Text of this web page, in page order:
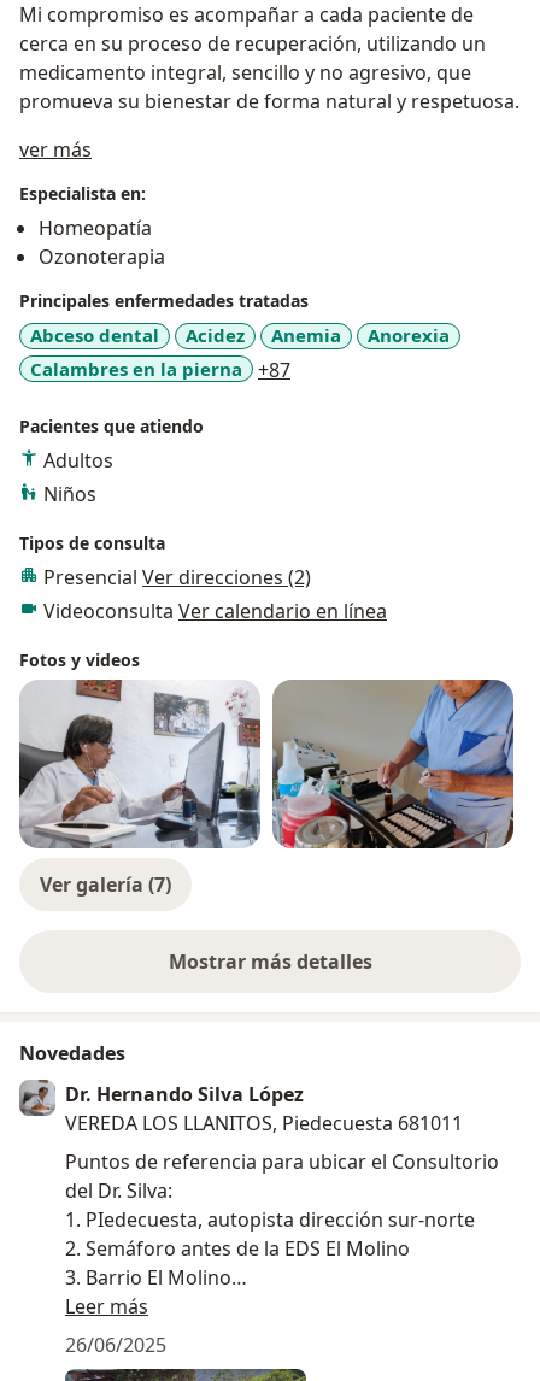
Mi compromiso es acompañar a cada paciente de
cerca en su proceso de recuperación, utilizando un
medicamento integral, sencillo y no agresivo, que
promueva su bienestar de forma natural y respetuosa.
ver más
Especialista en:
Homeopatía
Ozonoterapia
Principales enfermedades tratadas
Abceso dental Acidez Anemia
Anorexia
Calambres en la pierna
+87a11y_sr_more_diseases
Pacientes que atiendo
Adultos
Niños
Tipos de consulta
Presencial Ver direcciones (2)
Videoconsulta Ver calendario en línea
Fotos y videos
Ver galería (7)
Mostrar más detalles
sobre la experiencia
Novedades
Dr. Hernando Silva López
VEREDA LOS LLANITOS, Piedecuesta 681011
Puntos de referencia para ubicar el Consultorio
del Dr. Silva:
1. PIedecuesta, autopista dirección sur-norte
2. Semáforo antes de la EDS El Molino
3. Barrio El Molino
4. Entrada vereda Los LLanitos (junto al portón
azul)
5. Colegio Celestin Freinet
Leer más
26/06/2025